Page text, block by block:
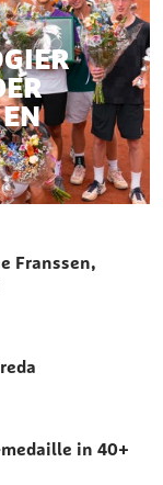
Franssen,
in 40+